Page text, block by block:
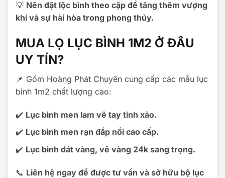
💡 Nên đặt lộc bình theo cặp để tăng thêm vượng
khí và sự hài hòa trong phong thủy.
MUA LỌ LỤC BÌNH 1M2 Ở ĐÂU
UY TÍN?
📌 Gốm Hoàng Phát Chuyên cung cấp các mẫu lục
bình 1m2 chất lượng cao:
✔️ Lục bình men lam vẽ tay tinh xảo.
✔️ Lục bình men rạn đắp nổi cao cấp.
✔️ Lục bình dát vàng, vẽ vàng 24k sang trọng.
📞 Liên hệ ngay để được tư vấn và sở hữu bộ lục